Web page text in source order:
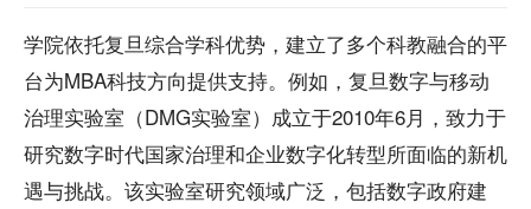
学院依托复旦综合学科优势，建立了多个科教融合的平
台为MBA科技方向提供支持。例如，复旦数字与移动
治理实验室（DMG实验室）成立于2010年6月，致力于
研究数字时代国家治理和企业数字化转型所面临的新机
遇与挑战。该实验室研究领域广泛，包括数字政府建